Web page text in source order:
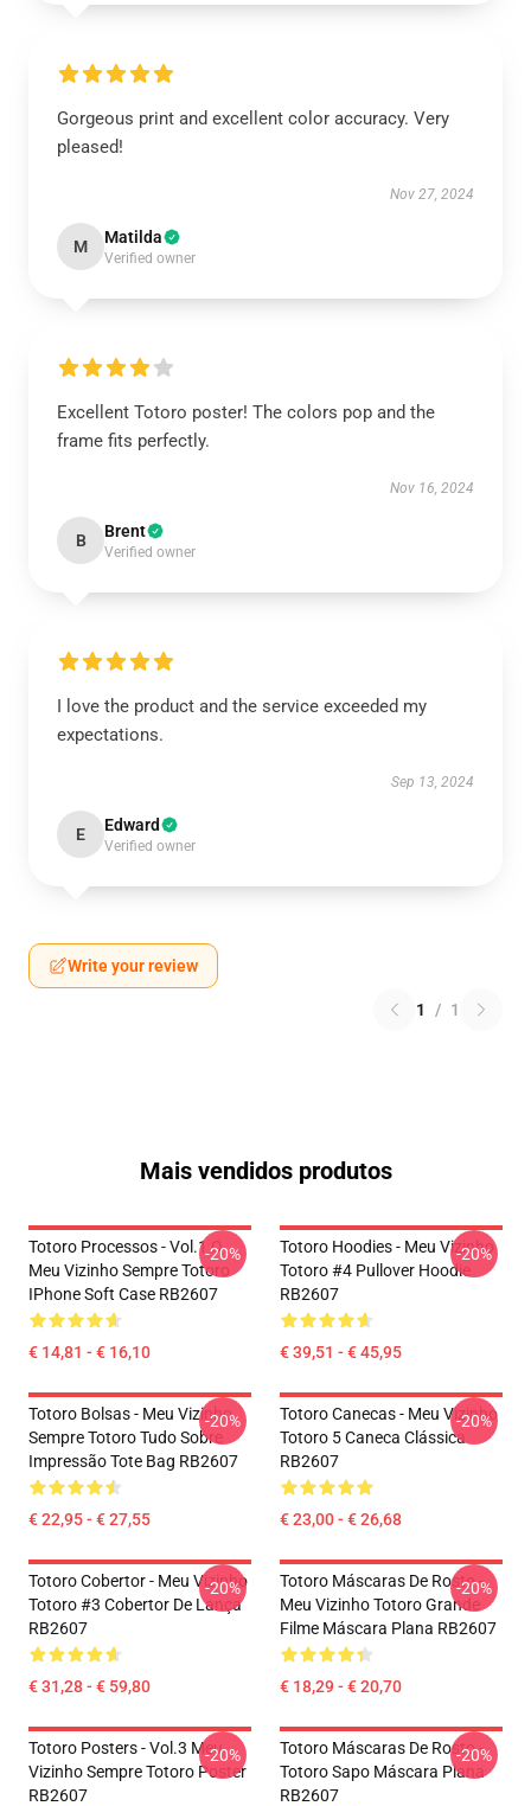
Gorgeous print and excellent color accuracy. Very
pleased!
Nov 27, 2024
M Matilda
Verified owner
Excellent Totoro poster! The colors pop and the
frame fits perfectly.
Nov 16, 2024
B Brent
Verified owner
I love the product and the service exceeded my
expectations.
Sep 13, 2024
E Edward
Verified owner
Write your review
1 / 1
Mais vendidos produtos
Totoro Processos - Vol.1 O
Meu Vizinho Sempre Totoro
IPhone Soft Case RB2607
€ 14,81 - € 16,10
-20%
Totoro Hoodies - Meu Vizinho
Totoro #4 Pullover Hoodie
RB2607
€ 39,51 - € 45,95
-20%
Totoro Bolsas - Meu Vizinho
Sempre Totoro Tudo Sobre
Impressão Tote Bag RB2607
€ 22,95 - € 27,55
-20%
Totoro Canecas - Meu Vizinho
Totoro 5 Caneca Clássica
RB2607
€ 23,00 - € 26,68
-20%
Totoro Cobertor - Meu Vizinho
Totoro #3 Cobertor De Lança
RB2607
€ 31,28 - € 59,80
-20%
Totoro Máscaras De Rosto -
Meu Vizinho Totoro Grande
Filme Máscara Plana RB2607
€ 18,29 - € 20,70
-20%
Totoro Posters - Vol.3 Meu
Vizinho Sempre Totoro Poster
RB2607
-20%
Totoro Máscaras De Rosto -
Totoro Sapo Máscara Plana
RB2607
-20%